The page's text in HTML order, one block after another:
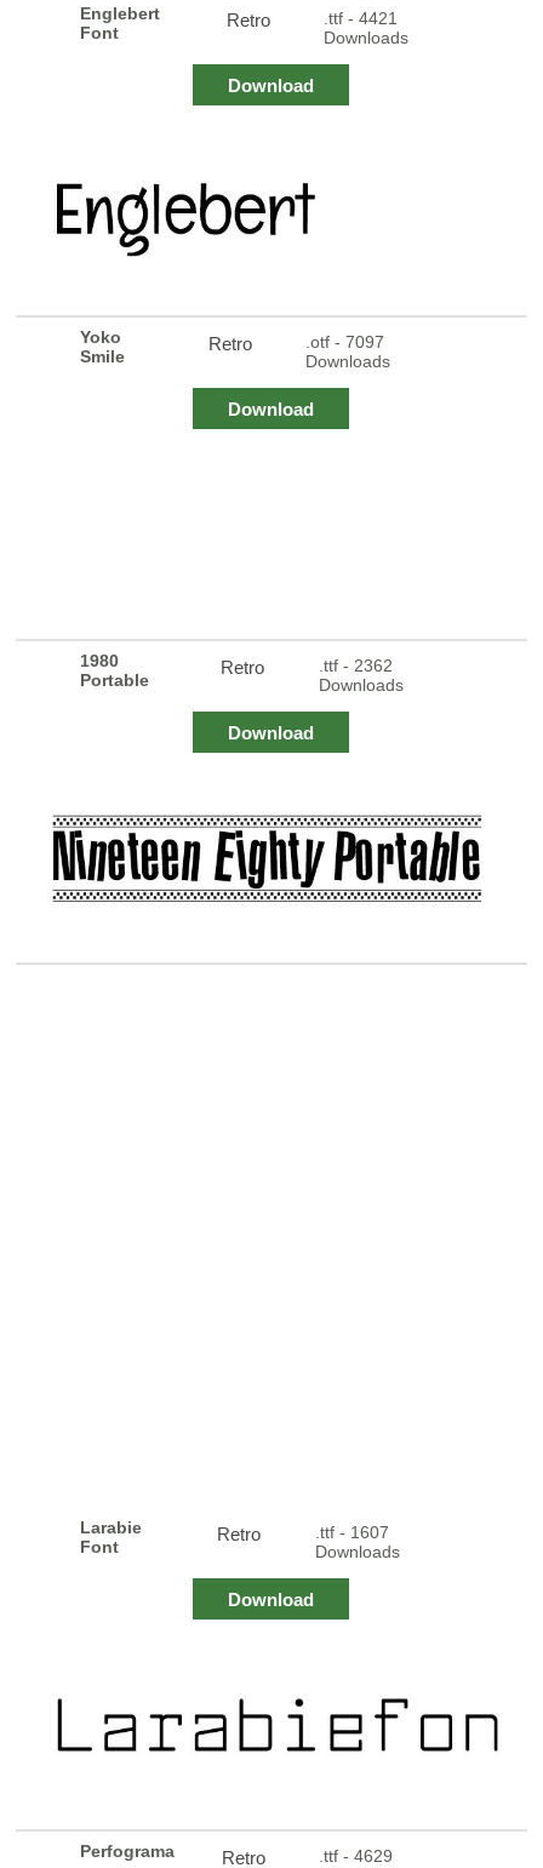
Englebert
Font
Retro
.ttf - 4421
Downloads
Download
Yoko
Smile
Retro
.otf - 7097
Downloads
Download
1980
Portable
Retro
.ttf - 2362
Downloads
Download
Larabie
Font
Retro
.ttf - 1607
Downloads
Download
Perfograma Retro
.ttf - 4629